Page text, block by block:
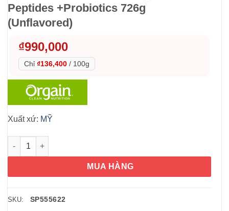
Peptides +Probiotics 726g
(Unflavored)
₫990,000
Chỉ ₫136,400 / 100g
Xuất xứ: MỸ
Bột Collagen Orgain Collagen Peptides +Probiotics 726g
MUA HÀNG
SKU: SP555622